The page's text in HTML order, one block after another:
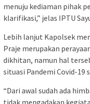
menuju kediaman pihak
klarifikasi,” jelas IPTU
Lebih lanjut Kapolsek
Praje merupakan
dikhitan, namun hal
situasi Pandemi Covid-19
“Dari awal sudah ada
tidak mengadakan